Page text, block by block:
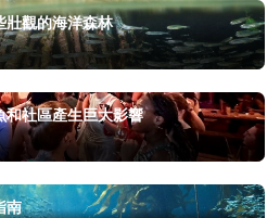
壯觀的海洋森林
和社區產生巨大影響
南